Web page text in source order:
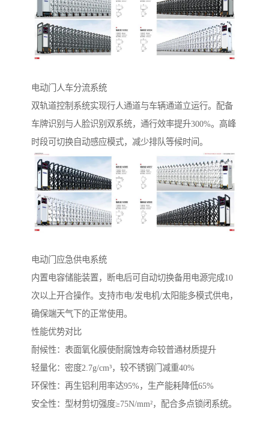
电动门人车分流系统‌
双轨道控制系统实现行人通道与车辆通道立运行。配备
车牌识别与人脸识别双系统，通行效率提升300%。高峰
时段可切换自动感应模式，减少排队等候时间。
电动门应急供电系统‌
内置电容储能装置，断电后可自动切换备用电源完成10
次以上开合操作。支持市电/发电机/太阳能多模式供电，
确保端天气下的正常使用。
性能优势对比
‌耐候性‌：表面氧化膜使耐腐蚀寿命较普通材质提升
‌轻量化‌：密度2.7g/cm³，较不锈钢门减重40%
‌环保性‌：再生铝利用率达95%，生产能耗降低65%
‌安全性‌：型材剪切强度≥75N/mm²，配合多点锁闭系统。